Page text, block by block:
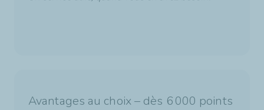
Avantages au choix – dès 6 000 points